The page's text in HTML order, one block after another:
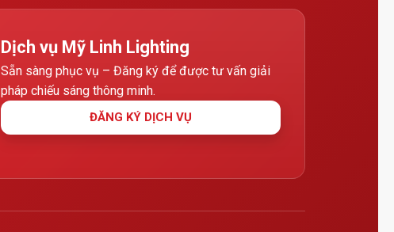
Dịch vụ Mỹ Linh Lighting
Sẵn sàng phục vụ – Đăng ký để được tư vấn giải
pháp chiếu sáng thông minh.
ĐĂNG KÝ DỊCH VỤ